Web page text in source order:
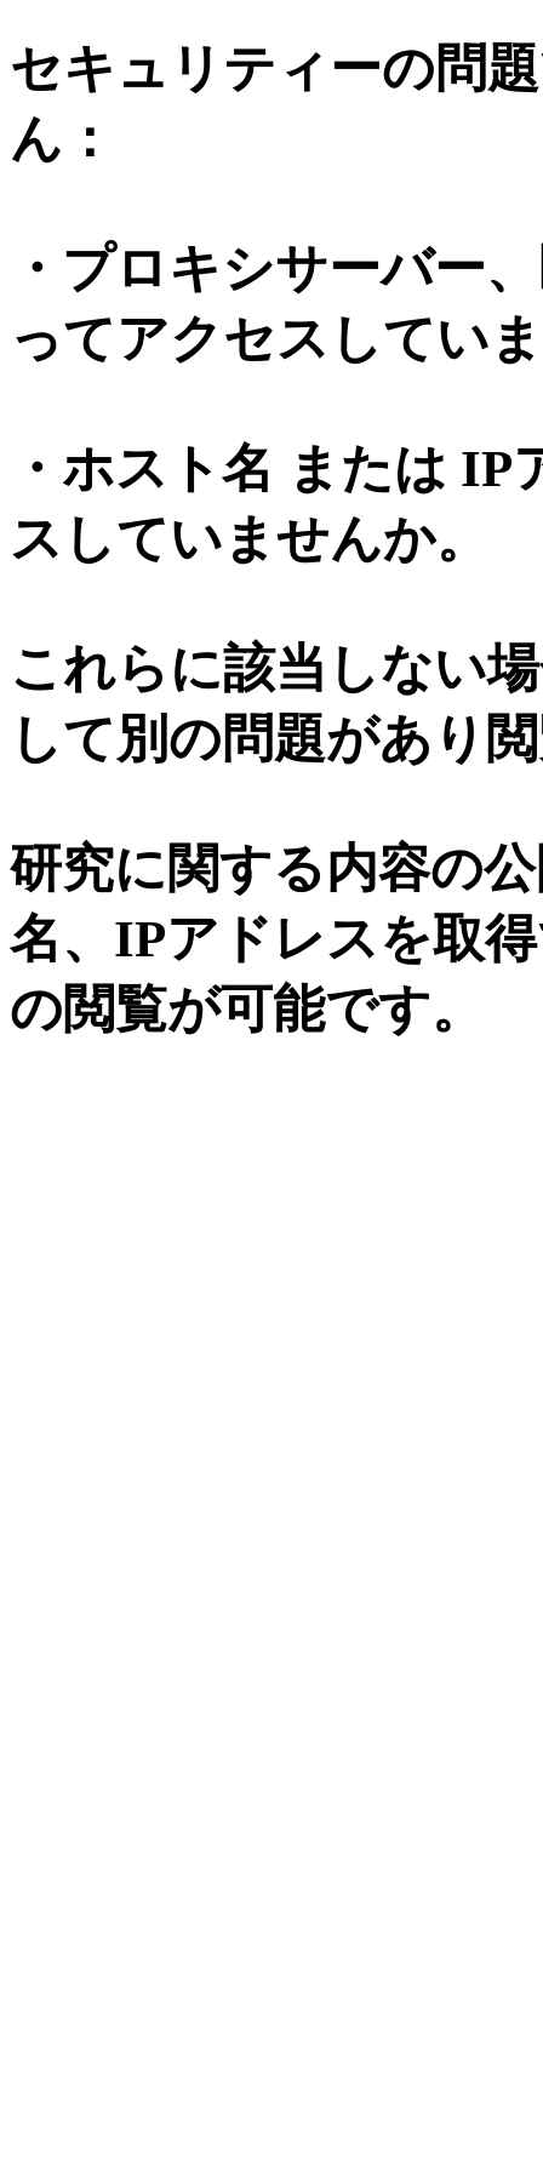
セキュリティーの問
ん：
・プロキシサーバー
ってアクセスしてい
・ホスト名 または
スしていませんか。
これらに該当しない
して別の問題があり
研究に関する内容の
名、IPアドレスを取
の閲覧が可能です。